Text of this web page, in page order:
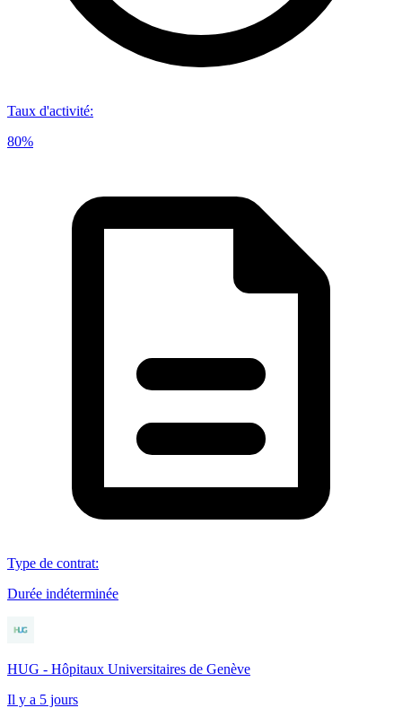
Taux d'activité:
80%
Type de contrat:
Durée indéterminée
HUG - Hôpitaux Universitaires de Genève
Il y a 5 jours